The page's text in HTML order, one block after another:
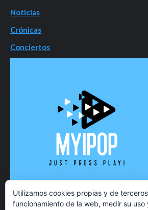
Noticias
Crónicas
Conciertos
Utilizamos cookies propias y de
funcionamiento de la web, medir su uso